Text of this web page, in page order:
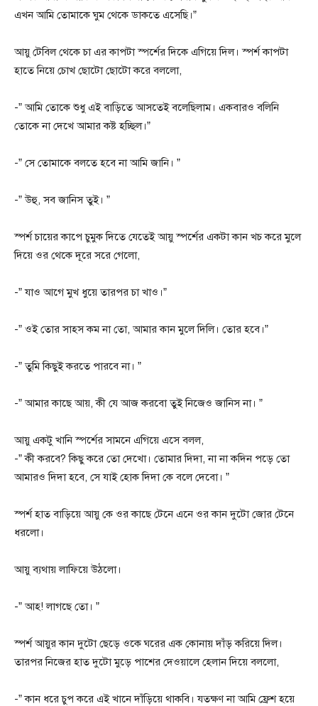
এখন আমি তোমাকে ঘুম থেকে ডাকতে এসেছি।”
আয়ু টেবিল থেকে চা এর কাপটা স্পর্শের দিকে এগিয়ে দিল। স্পর্শ কাপটা
হাতে নিয়ে চোখ ছোটো ছোটো করে বললো,
-” আমি তোকে শুধু এই বাড়িতে আসতেই বলেছিলাম। একবারও বলিনি
তোকে না দেখে আমার কষ্ট হচ্ছিল।”
-” সে তোমাকে বলতে হবে না আমি জানি। ”
-” উহু, সব জানিস তুই। ”
স্পর্শ চায়ের কাপে চুমুক দিতে যেতেই আয়ু স্পর্শের একটা কান খচ করে মুলে
দিয়ে ওর থেকে দূরে সরে গেলো,
-” যাও আগে মুখ ধুয়ে তারপর চা খাও।”
-” ওই তোর সাহস কম না তো, আমার কান মুলে দিলি। তোর হবে।”
-” তুমি কিছুই করতে পারবে না। ”
-” আমার কাছে আয়, কী যে আজ করবো তুই নিজেও জানিস না। ”
আয়ু একটু খানি স্পর্শের সামনে এগিয়ে এসে বলল,
-” কী করবে? কিছু করে তো দেখো। তোমার দিদা, না না কদিন পড়ে তো
আমারও দিদা হবে, সে যাই হোক দিদা কে বলে দেবো। ”
স্পর্শ হাত বাড়িয়ে আয়ু কে ওর কাছে টেনে এনে ওর কান দুটো জোর টেনে
ধরলো।
আয়ু ব্যথায় লাফিয়ে উঠলো।
-” আহ! লাগছে তো। ”
স্পর্শ আয়ুর কান দুটো ছেড়ে ওকে ঘরের এক কোনায় দাঁড় করিয়ে দিল।
তারপর নিজের হাত দুটো মুড়ে পাশের দেওয়ালে হেলান দিয়ে বললো,
-” কান ধরে চুপ করে এই খানে দাঁড়িয়ে থাকবি। যতক্ষণ না আমি ফ্রেশ হয়ে